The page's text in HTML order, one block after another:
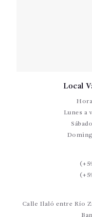
Local
Lunes a
Calle Ilaló entre Río